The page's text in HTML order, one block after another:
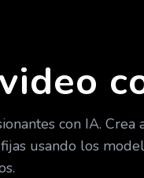
con IA. Crea
usando los